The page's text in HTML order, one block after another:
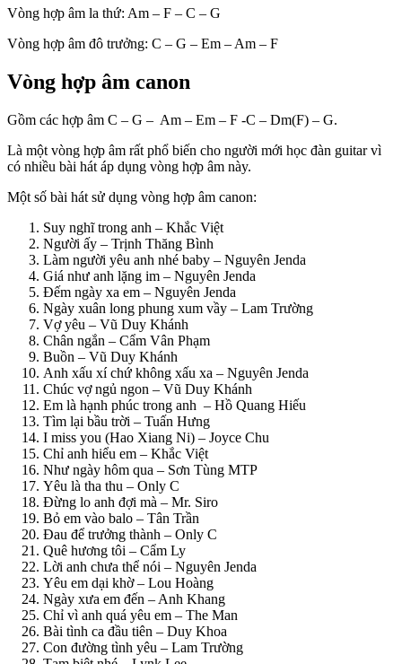
Vòng hợp âm la thứ: Am – F – C – G
Vòng hợp âm đô trưởng: C – G – Em – Am – F
Vòng hợp âm canon
Gồm các hợp âm C – G – Am – Em – F -C – Dm(F) – G.
Là một vòng hợp âm rất phổ biến cho người mới học đàn guitar vì
có nhiều bài hát áp dụng vòng hợp âm này.
Một số bài hát sử dụng vòng hợp âm canon:
Suy nghĩ trong anh – Khắc Việt
Người ấy – Trịnh Thăng Bình
Làm người yêu anh nhé baby – Nguyên Jenda
Giá như anh lặng im – Nguyên Jenda
Đếm ngày xa em – Nguyên Jenda
Ngày xuân long phung xum vầy – Lam Trường
Vợ yêu – Vũ Duy Khánh
Chân ngắn – Cẩm Vân Phạm
Buồn – Vũ Duy Khánh
Anh xấu xí chứ không xấu xa – Nguyên Jenda
Chúc vợ ngủ ngon – Vũ Duy Khánh
Em là hạnh phúc trong anh – Hồ Quang Hiếu
Tìm lại bầu trời – Tuấn Hưng
I miss you (Hao Xiang Ni) – Joyce Chu
Chỉ anh hiểu em – Khắc Việt
Như ngày hôm qua – Sơn Tùng MTP
Yêu là tha thu – Only C
Đừng lo anh đợi mà – Mr. Siro
Bỏ em vào balo – Tân Trần
Đau để trưởng thành – Only C
Quê hương tôi – Cẩm Ly
Lời anh chưa thể nói – Nguyên Jenda
Yêu em dại khờ – Lou Hoàng
Ngày xưa em đến – Anh Khang
Chỉ vì anh quá yêu em – The Man
Bài tình ca đầu tiên – Duy Khoa
Con đường tình yêu – Lam Trường